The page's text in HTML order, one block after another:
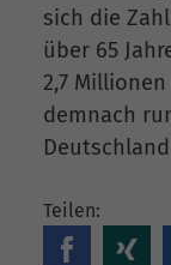
sich die
über 65
2,7
demnach
Teilen: